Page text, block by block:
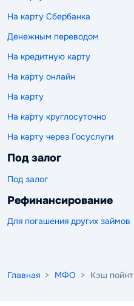
На карту Сбербанка
Денежным переводом
На кредитную карту
На карту онлайн
На карту
На карту круглосуточно
На карту через Госуслуги
Под залог
Под залог
Рефинансирование
Для погашения других займов
Главная > МФО > Кэш пойнт